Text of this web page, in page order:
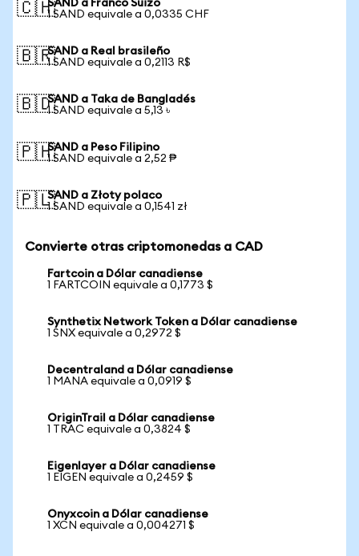
🇨🇭SAND a Franco Suizo
1 SAND equivale a 0,0335 CHF
🇧🇷SAND a Real brasileño
1 SAND equivale a 0,2113 R$
🇧🇩SAND a Taka de Bangladés
1 SAND equivale a 5,13 ৳
🇵🇭SAND a Peso Filipino
1 SAND equivale a 2,52 ₱
🇵🇱SAND a Złoty polaco
1 SAND equivale a 0,1541 zł
Convierte otras criptomonedas a CAD
Fartcoin a Dólar canadiense
1 FARTCOIN equivale a 0,1773 $
Synthetix Network Token a Dólar canadiense
1 SNX equivale a 0,2972 $
Decentraland a Dólar canadiense
1 MANA equivale a 0,0919 $
OriginTrail a Dólar canadiense
1 TRAC equivale a 0,3824 $
Eigenlayer a Dólar canadiense
1 EIGEN equivale a 0,2459 $
Onyxcoin a Dólar canadiense
1 XCN equivale a 0,004271 $